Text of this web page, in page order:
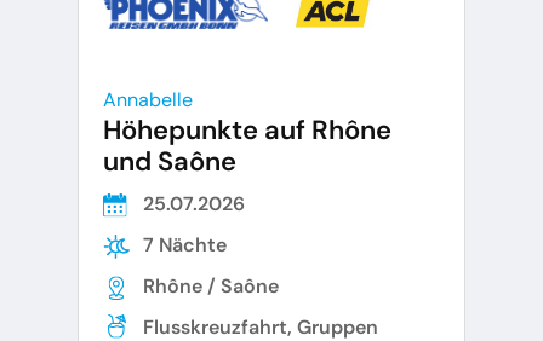
Annabelle
Höhepunkte auf Rhône
und Saône
25.07.2026
7 Nächte
Rhône / Saône
Flusskreuzfahrt, Gruppen